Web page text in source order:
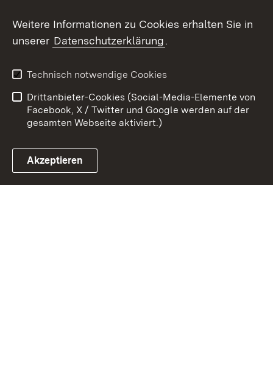
Link zum Landesportal
Barrierefreiheit
Benutzungshinweise
Impressum
Cookies
Weitere Informationen zu Cookies erhalten Sie in
unserer Datenschutzerklärung.
Technisch notwendige Cookies
Drittanbieter-Cookies (Social-Media-Elemente von
Facebook, X / Twitter und Google werden auf der
gesamten Webseite aktiviert.)
Akzeptieren